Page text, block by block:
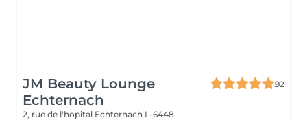
JM Beauty Lounge
Echternach
92
2, rue de l'hopital Echternach L-6448